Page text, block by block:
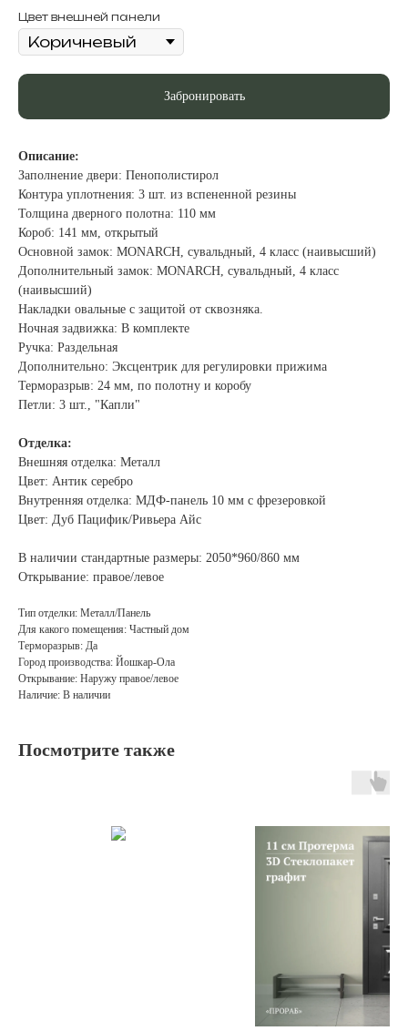
Цвет внешней панели
Забронировать
Описание:
Заполнение двери: Пенополистирол
Контура уплотнения: 3 шт. из вспененной резины
Толщина дверного полотна: 110 мм
Короб: 141 мм, открытый
Основной замок: MONARCH, сувальдный, 4 класс (наивысший)
Дополнительный замок: MONARCH, сувальдный, 4 класс
(наивысший)
Накладки овальные с защитой от сквозняка.
Ночная задвижка: В комплекте
Ручка: Раздельная
Дополнительно: Эксцентрик для регулировки прижима
Терморазрыв: 24 мм, по полотну и коробу
Петли: 3 шт., "Капли"
Отделка:
Внешняя отделка: Металл
Цвет: Антик серебро
Внутренняя отделка: МДФ-панель 10 мм с фрезеровкой
Цвет: Дуб Пацифик/Ривьера Айс
В наличии стандартные размеры: 2050*960/860 мм
Открывание: правое/левое
Тип отделки: Металл/Панель
Для какого помещения: Частный дом
Терморазрыв: Да
Город производства: Йошкар-Ола
Открывание: Наружу правое/левое
Наличие: В наличии
Посмотрите также